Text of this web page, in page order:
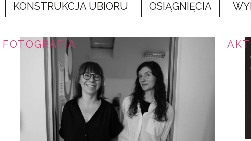
KONSTRUKCJA UBIORU OSIĄGNIĘCIA
FOTOGRAFIA